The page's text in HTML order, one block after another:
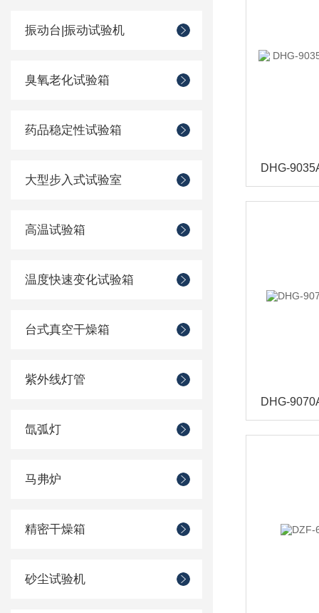
振动台|振动试验机
臭氧老化试验箱
药品稳定性试验箱
大型步入式试验室
高温试验箱
温度快速变化试验箱
台式真空干燥箱
紫外线灯管
氙弧灯
马弗炉
精密干燥箱
砂尘试验机